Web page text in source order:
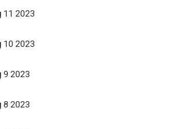
11 2023
10 2023
9 2023
8 2023